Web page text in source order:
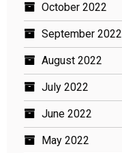
October 2022
September 2022
August 2022
July 2022
June 2022
May 2022